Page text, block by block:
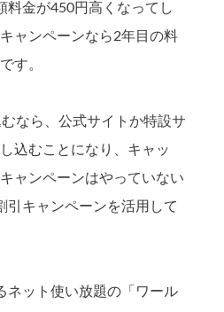
料金が450円高くなってし
ャンペーンなら2年目の料
す。
なら、公式サイトか特設サ
込むことになり、キャッ
ャンペーンはやっていない
引キャンペーンを活用して
ネット使い放題の「ワール